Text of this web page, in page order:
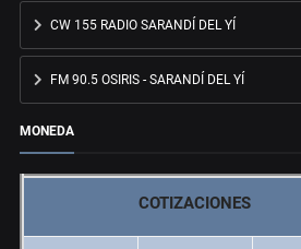
CW 155 RADIO SARANDÍ DEL YÍ
FM 90.5 OSIRIS - SARANDÍ DEL YÍ
MONEDA
COTIZACIONES